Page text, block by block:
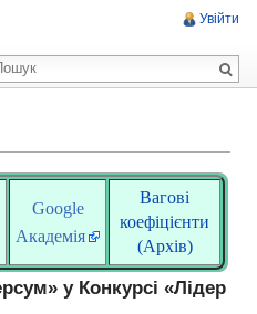
Google
Академія
Вагові
коефіцієнти
(Архів)
у Конкурсі «Лідер
Увійти